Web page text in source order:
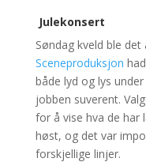
Julekonsert
Søndag kveld ble
Sceneproduksjon
både lyd og lys
jobben suverent.
for å vise hva de
høst, og det var i
forskjellige linjer.